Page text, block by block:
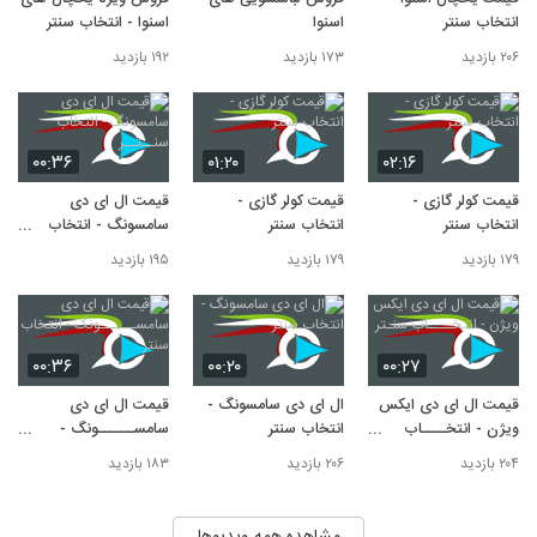
انتخاب سنتر
۲۰۶ بازدید
اسنوا
۱۷۳ بازدید
اسنوا - انتخاب سنتر
۱۹۲ بازدید
۰۲:۱۶
قیمت کولر گازی -
انتخاب سنتر
۱۷۹ بازدید
۰۱:۲۰
قیمت کولر گازی -
انتخاب سنتر
۱۷۹ بازدید
۰۰:۳۶
قیمت ال ای دی
سامسونگ - انتخاب
سنــتــر
۱۹۵ بازدید
۰۰:۲۷
قیمت ال ای دی ایکس
ویژن - انتخــــاب
سنـتر
۲۰۴ بازدید
۰۰:۲۰
ال ای دی سامسونگ -
انتخاب سنتر
۲۰۶ بازدید
۰۰:۳۶
قیمت ال ای دی
سامســــــونگ -
انتخاب سنتر
۱۸۳ بازدید